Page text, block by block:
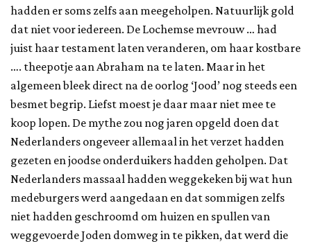
hadden er soms zelfs aan meegeholpen. Natuurlijk gold
dat niet voor iedereen. De Lochemse mevrouw … had
juist haar testament laten veranderen, om haar kostbare
…. theepotje aan Abraham na te laten. Maar in het
algemeen bleek direct na de oorlog ‘Jood’ nog steeds een
besmet begrip. Liefst moest je daar maar niet mee te
koop lopen. De mythe zou nog jaren opgeld doen dat
Nederlanders ongeveer allemaal in het verzet hadden
gezeten en joodse onderduikers hadden geholpen. Dat
Nederlanders massaal hadden weggekeken bij wat hun
medeburgers werd aangedaan en dat sommigen zelfs
niet hadden geschroomd om huizen en spullen van
weggevoerde Joden domweg in te pikken, dat werd die